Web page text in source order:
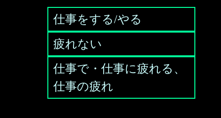
仕事をする/やる
疲れない
仕事で・仕事に疲れる、
仕事の疲れ